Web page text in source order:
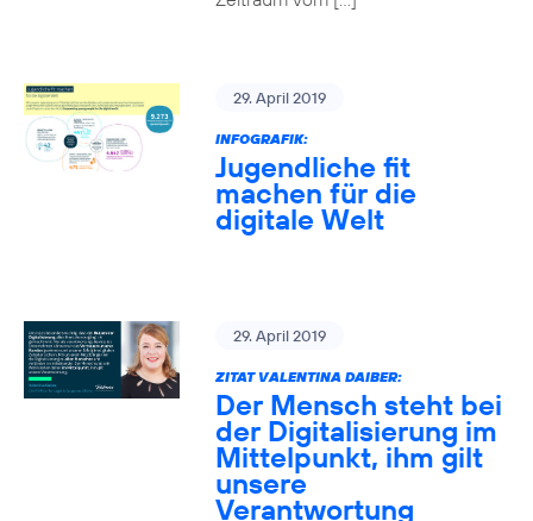
29. April 2019
INFOGRAFIK:
Jugendliche fit
machen für die
digitale Welt
29. April 2019
ZITAT VALENTINA DAIBER:
Der Mensch steht bei
der Digitalisierung im
Mittelpunkt, ihm gilt
unsere
Verantwortung